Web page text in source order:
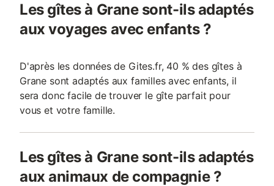
Les gîtes à Grane sont-ils adaptés
aux voyages avec enfants ?
D'après les données de Gites.fr, 40 % des gîtes à
Grane sont adaptés aux familles avec enfants, il
sera donc facile de trouver le gîte parfait pour
vous et votre famille.
Les gîtes à Grane sont-ils adaptés
aux animaux de compagnie ?